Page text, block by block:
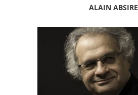
ALAIN ABSIRE